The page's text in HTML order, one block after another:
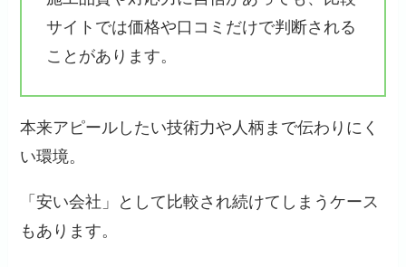
サイトでは価格や口コミだけで判断される
ことがあります。
本来アピールしたい技術力や人柄まで伝わりにく
い環境。
「安い会社」として比較され続けてしまうケース
もあります。